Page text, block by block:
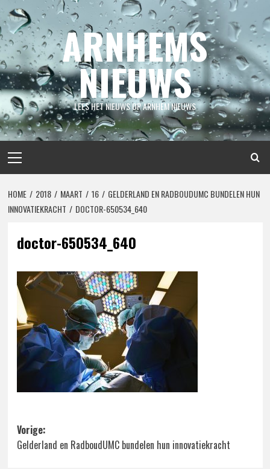
Spring
naar
inhoud
ARNHEMS
NIEUWS
LEES HET NIEUWS OP ARNHEM NIEUWS
menu
HOME 2018 MAART 16
GELDERLAND EN RADBOUDUMC BUNDELEN HUN
INNOVATIEKRACHT
DOCTOR-650534_640
doctor-650534_640
Bericht
navigatie
Vorige:
Gelderland en RadboudUMC bundelen hun innovatiekracht